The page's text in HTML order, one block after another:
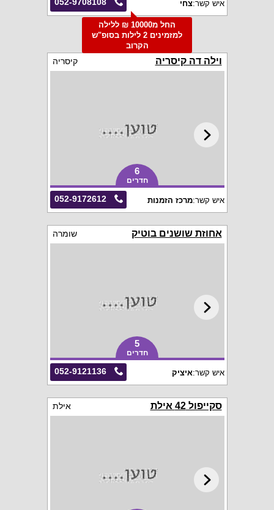
איש קשר:צחי
החל מ10000 ₪ ללילה
למזמינים 2 לילות בסופ"ש
הקרוב
וילה דה קיסריה קיסריה
6
חדרים
052-9172612 איש קשר:מרכז הזמנות
אחוזת שושנים בוטיק שומרה
5
חדרים
052-9121136 איש קשר:איציק
סקייפול 42 אילת אילת